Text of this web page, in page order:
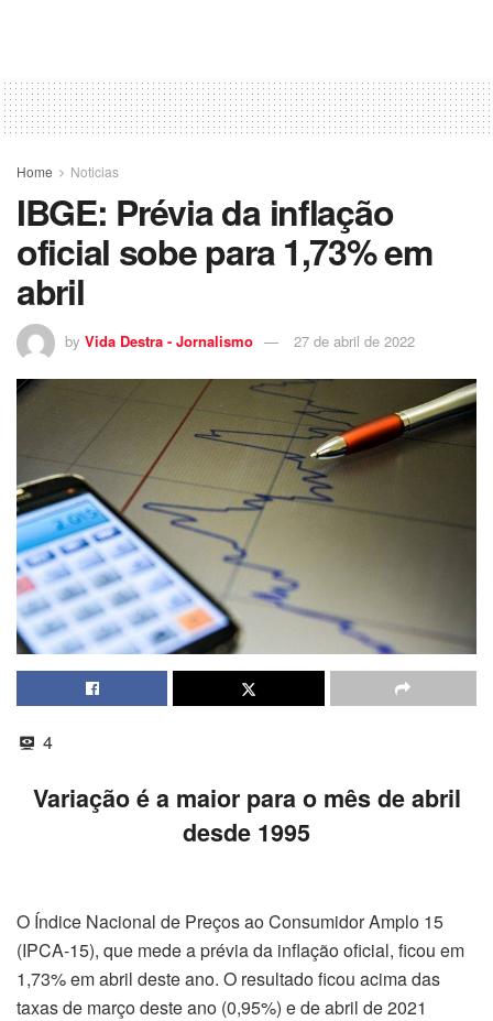
Home Noticias
IBGE: Prévia da inflação
oficial sobe para 1,73% em
abril
by Vida Destra - Jornalismo 27 de abril de 2022
4
Variação é a maior para o mês de abril
desde 1995
O Índice Nacional de Preços ao Consumidor Amplo 15
(IPCA-15), que mede a prévia da inflação oficial, ficou em
1,73% em abril deste ano. O resultado ficou acima das
taxas de março deste ano (0,95%) e de abril de 2021